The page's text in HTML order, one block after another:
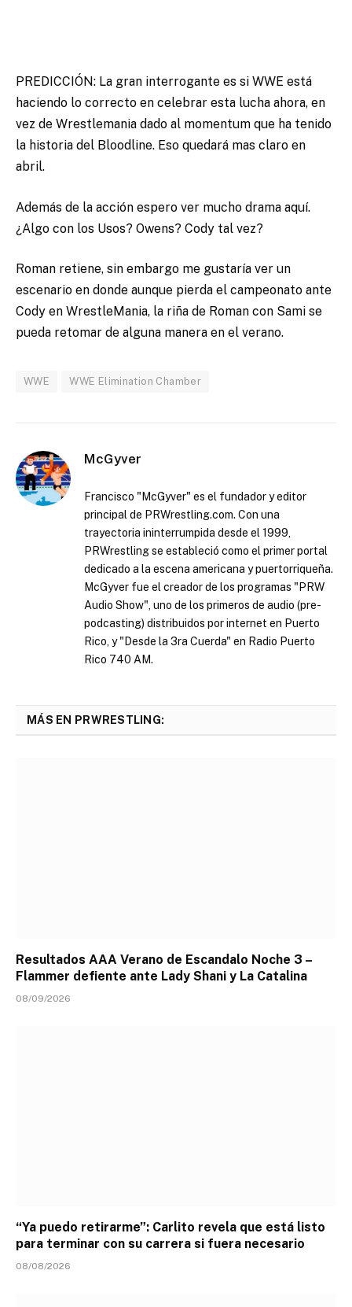
PREDICCIÓN: La gran interrogante es si WWE está
haciendo lo correcto en celebrar esta lucha ahora, en
vez de Wrestlemania dado al momentum que ha tenido
la historia del Bloodline. Eso quedará mas claro en
abril.
Además de la acción espero ver mucho drama aquí.
¿Algo con los Usos? Owens? Cody tal vez?
Roman retiene, sin embargo me gustaría ver un
escenario en donde aunque pierda el campeonato ante
Cody en WrestleMania, la riña de Roman con Sami se
pueda retomar de alguna manera en el verano.
WWE WWE Elimination Chamber
McGyver
Francisco "McGyver" es el fundador y editor
principal de PRWrestling.com. Con una
trayectoria ininterrumpida desde el 1999,
PRWrestling se estableció como el primer portal
dedicado a la escena americana y puertorriqueña.
McGyver fue el creador de los programas "PRW
Audio Show", uno de los primeros de audio (pre-
podcasting) distribuidos por internet en Puerto
Rico, y "Desde la 3ra Cuerda" en Radio Puerto
Rico 740 AM.
MÁS EN PRWRESTLING:
Resultados AAA Verano de Escandalo Noche 3 –
Flammer defiente ante Lady Shani y La Catalina
08/09/2026
“Ya puedo retirarme”: Carlito revela que está listo
para terminar con su carrera si fuera necesario
08/08/2026